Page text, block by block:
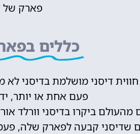
פארק של
כללים
דיסני מושלמת בדיסני
פעם אחת או יותר,
מהעולם ביקרו בדיסני וורלד
שדיסני קבעה לפארק שלה,